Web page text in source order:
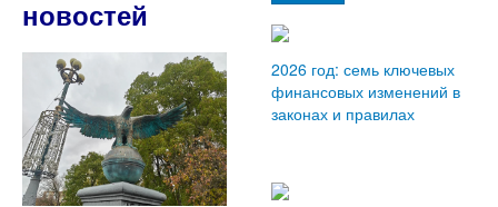
новостей
2026 год: семь ключевых
финансовых изменений в
законах и правилах